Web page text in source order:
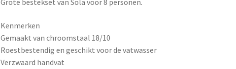
Grote bestekset van Sola voor 8 personen.
Kenmerken
Gemaakt van chroomstaal 18/10
Roestbestendig en geschikt voor de vatwasser
Verzwaard handvat